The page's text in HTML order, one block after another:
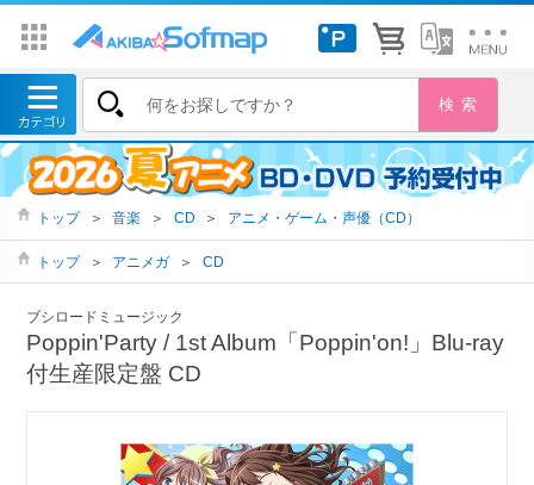
トップ ＞ 音楽 ＞ CD ＞ アニメ・ゲーム・声優（CD）
トップ ＞ アニメガ ＞ CD
ブシロードミュージック
Poppin'Party / 1st Album「Poppin'on!」Blu-ray
付生産限定盤 CD